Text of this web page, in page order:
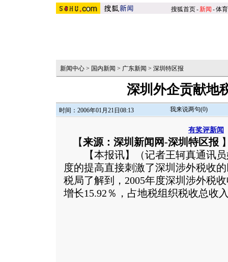
搜狐首页-新闻 -体育
新闻中心 > 国内新闻 > 广东新闻 > 深圳特区报
深圳外企贡献地
时间：2006年01月21日08:13 我来说两句(0)
有奖评新闻
【来源：深圳新闻网-深圳特区报
【本报讯】（记者王轲真通讯员
度的提高直接刺激了深圳涉外税收
税局了解到，2005年度深圳涉外税
增长15.92％，占地税组织税收总收